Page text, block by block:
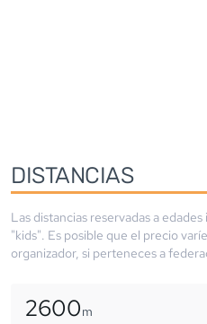
DISTANCIAS
Las distancias reservadas a
"kids". Es posible que el precio
organizador, si perteneces a
2600m